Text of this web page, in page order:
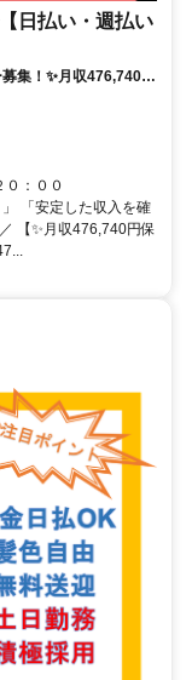
日払い・週払い
集！✨月収476,740円
支給実績もあり！頑
ン・再配達なしで配
対応！転職直後や急
：００
「安定した収入を確
【✨月収476,740円保